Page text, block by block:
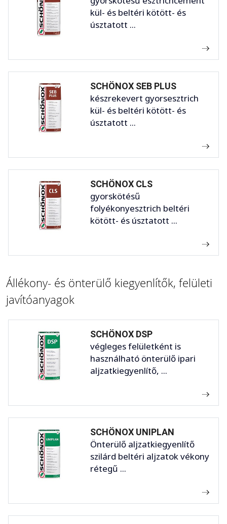
kül- és beltéri kötött- és
úsztatott ...
SCHÖNOX SEB PLUS
készrekevert gyorsesztrich
kül- és beltéri kötött- és
úsztatott ...
SCHÖNOX CLS
gyorskötésű
folyékonyesztrich beltéri
kötött- és úsztatott ...
Állékony- és önterülő kiegyenlítők, felületi
javítóanyagok
SCHÖNOX DSP
végleges felületként is
használható önterülő ipari
aljzatkiegyenlítő, ...
SCHÖNOX UNIPLAN
Önterülő aljzatkiegyenlítő
szilárd beltéri aljzatok vékony
rétegű ...